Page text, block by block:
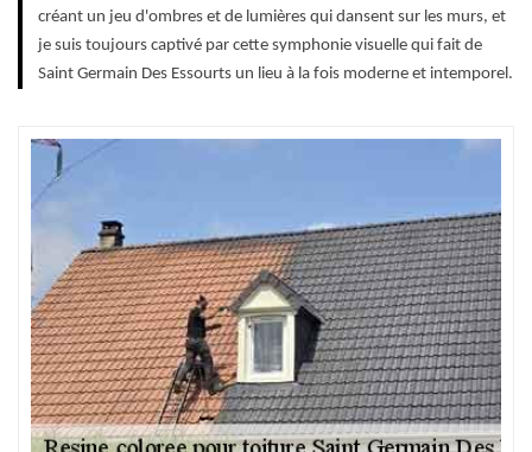
créant un jeu d'ombres et de lumières qui dansent sur les murs, et
je suis toujours captivé par cette symphonie visuelle qui fait de
Saint Germain Des Essourts un lieu à la fois moderne et intemporel.